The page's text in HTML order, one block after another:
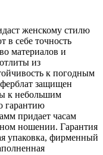
женскому стилю
в себе точность
материалов и
из
к погодным
защищен
к небольшим
гарантию
придает часам
ношении. Гарантия
упаковка, фирменный